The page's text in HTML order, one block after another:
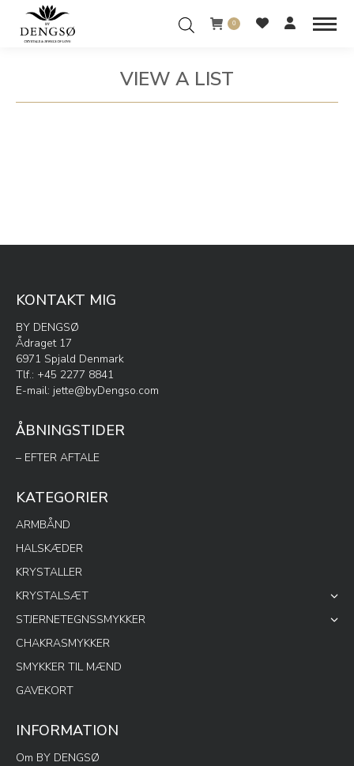
0
VIEW A LIST
You are here:
KONTAKT MIG
BY DENGSØ
Ådraget 17
6971 Spjald Denmark
Tlf.: +45 2277 8841
E-mail: jette@byDengso.com
ÅBNINGSTIDER
– EFTER AFTALE
KATEGORIER
ARMBÅND
HALSKÆDER
KRYSTALLER
KRYSTALSÆT
STJERNETEGNSSMYKKER
CHAKRASMYKKER
SMYKKER TIL MÆND
GAVEKORT
INFORMATION
Om BY DENGSØ